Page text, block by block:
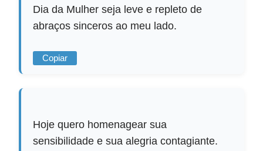
Dia da Mulher seja leve e repleto de
abraços sinceros ao meu lado.
Copiar
Hoje quero homenagear sua
sensibilidade e sua alegria contagiante.